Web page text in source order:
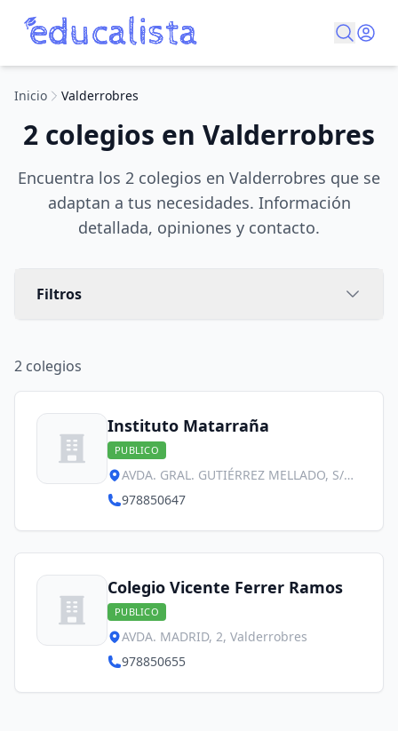
Inicio Valderrobres
2 colegios en Valderrobres
Encuentra los 2 colegios en Valderrobres que se
adaptan a tus necesidades. Información
detallada, opiniones y contacto.
Filtros
2 colegios
Instituto Matarraña
PUBLICO
AVDA. GRAL. GUTIÉRREZ MELLADO, S/N,
Valderrobres
978850647
Colegio Vicente Ferrer Ramos
PUBLICO
AVDA. MADRID, 2, Valderrobres
978850655